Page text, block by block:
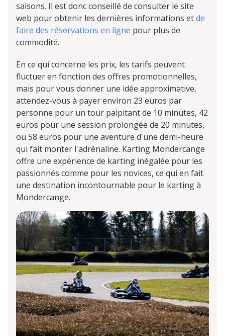
saisons. Il est donc conseillé de consulter le site
web pour obtenir les dernières informations etde
faire des réservations en ligne pour plus de
commodité.
En ce qui concerne les prix, les tarifs peuvent
fluctuer en fonction des offres promotionnelles,
mais pour vous donner une idée approximative,
attendez-vous à payer environ 23 euros par
personne pour un tour palpitant de 10 minutes, 42
euros pour une session prolongée de 20 minutes,
ou 58 euros pour une aventure d'une demi-heure
qui fait monter l'adrénaline. Karting Mondercange
offre une expérience de karting inégalée pour les
passionnés comme pour les novices, ce qui en fait
une destination incontournable pour le karting à
Mondercange.